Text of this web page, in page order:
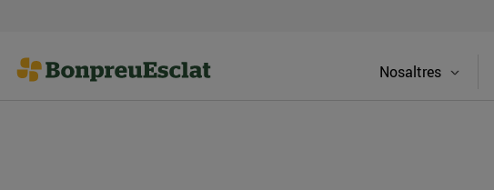
Nosaltres